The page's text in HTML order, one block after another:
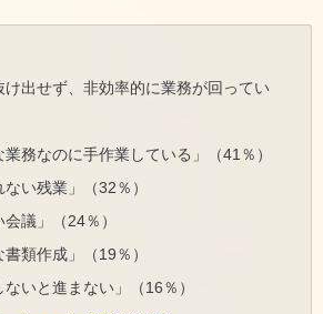
け出せず、非効率的に業務が回ってい
業務なのに手作業している」（41％）
ない残業」（32％）
議」（24％）
書類作成」（19％）
ないと進まない」（16％）